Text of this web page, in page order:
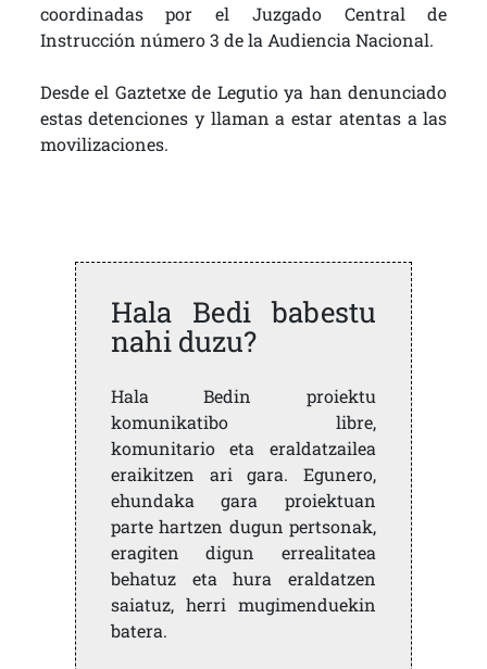
coordinadas por el Juzgado Central de
Instrucción número 3 de la Audiencia Nacional.
Desde el Gaztetxe de Legutio ya han denunciado
estas detenciones y llaman a estar atentas a las
movilizaciones.
Hala Bedi babestu
nahi duzu?
Hala Bedin proiektu
komunikatibo libre,
komunitario eta eraldatzailea
eraikitzen ari gara. Egunero,
ehundaka gara proiektuan
parte hartzen dugun pertsonak,
eragiten digun errealitatea
behatuz eta hura eraldatzen
saiatuz, herri mugimenduekin
batera.